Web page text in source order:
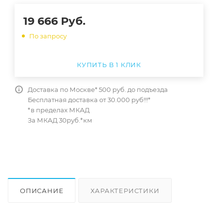
19 666 Руб.
По запросу
КУПИТЬ В 1 КЛИК
Доставка по Москве* 500 руб. до подъезда
Бесплатная доставка от 30.000 руб!!!*
*в пределах МКАД
За МКАД 30руб.*км
ОПИСАНИЕ ХАРАКТЕРИСТИКИ